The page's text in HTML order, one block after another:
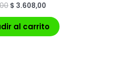
$ 3.608,00
al carrito